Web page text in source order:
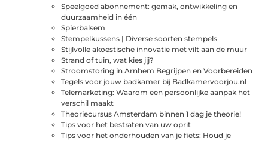
Speelgoed abonnement: gemak, ontwikkeling en
duurzaamheid in één
Spierbalsem
Stempelkussens | Diverse soorten stempels
Stijlvolle akoestische innovatie met vilt aan de muur
Strand of tuin, wat kies jij?
Stroomstoring in Arnhem Begrijpen en Voorbereiden
Tegels voor jouw badkamer bij Badkamervoorjou.nl
Telemarketing: Waarom een persoonlijke aanpak het
verschil maakt
Theoriecursus Amsterdam binnen 1 dag je theorie!
Tips voor het bestraten van uw oprit
Tips voor het onderhouden van je fiets: Houd je